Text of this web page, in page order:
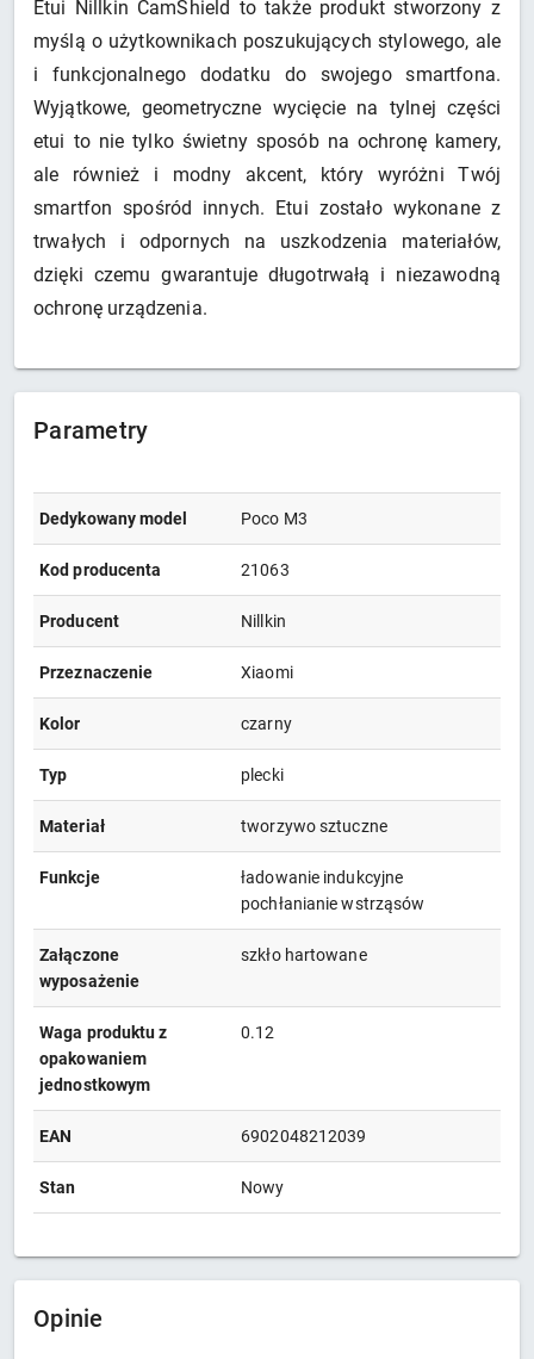
Etui Nillkin CamShield to także produkt stworzony z
myślą o użytkownikach poszukujących stylowego, ale
i funkcjonalnego dodatku do swojego smartfona.
Wyjątkowe, geometryczne wycięcie na tylnej części
etui to nie tylko świetny sposób na ochronę kamery,
ale również i modny akcent, który wyróżni Twój
smartfon spośród innych. Etui zostało wykonane z
trwałych i odpornych na uszkodzenia materiałów,
dzięki czemu gwarantuje długotrwałą i niezawodną
ochronę urządzenia.
Parametry
Dedykowany model Poco M3
Kod producenta 21063
Producent Nillkin
Przeznaczenie Xiaomi
Kolor czarny
Typ plecki
Materiał tworzywo sztuczne
Funkcje
ładowanie indukcyjne
pochłanianie wstrząsów
Załączone
wyposażenie
szkło hartowane
Waga produktu z
opakowaniem
jednostkowym
0.12
EAN 6902048212039
Stan Nowy
Opinie